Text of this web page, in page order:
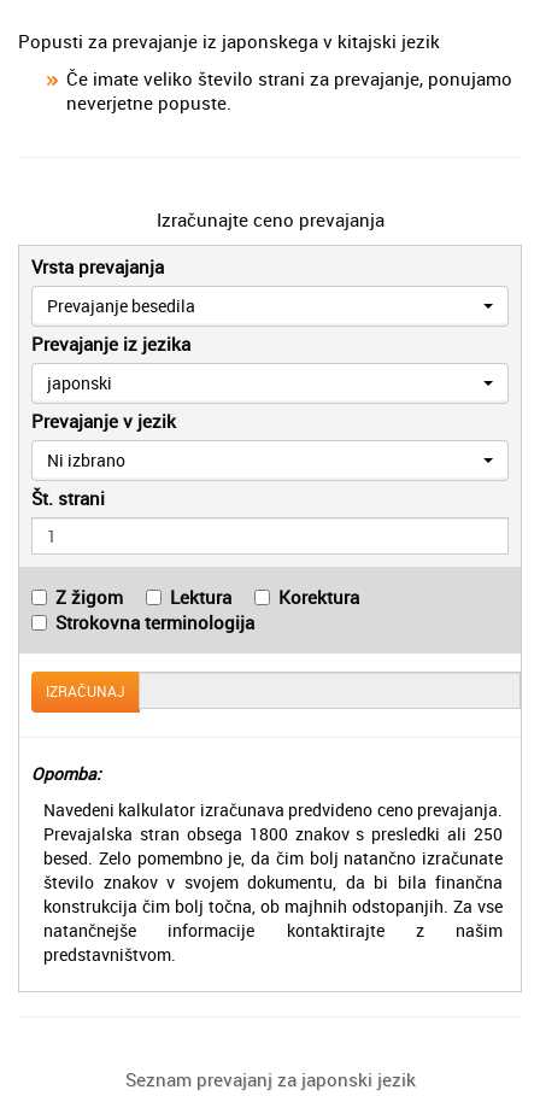
Popusti za prevajanje iz japonskega v kitajski jezik
Če imate veliko število strani za prevajanje, ponujamo
neverjetne popuste.
Izračunajte ceno prevajanja
Vrsta prevajanja
Prevajanje besedila
Prevajanje iz jezika
japonski
Prevajanje v jezik
Ni izbrano
Št. strani
Z žigom Lektura
Korektura
Strokovna terminologija
IZRAČUNAJ
Opomba:
Navedeni kalkulator izračunava predvideno ceno prevajanja.
Prevajalska stran obsega 1800 znakov s presledki ali 250
besed. Zelo pomembno je, da čim bolj natančno izračunate
število znakov v svojem dokumentu, da bi bila finančna
konstrukcija čim bolj točna, ob majhnih odstopanjih. Za vse
natančnejše informacije kontaktirajte z našim
predstavništvom.
Seznam prevajanj za japonski jezik